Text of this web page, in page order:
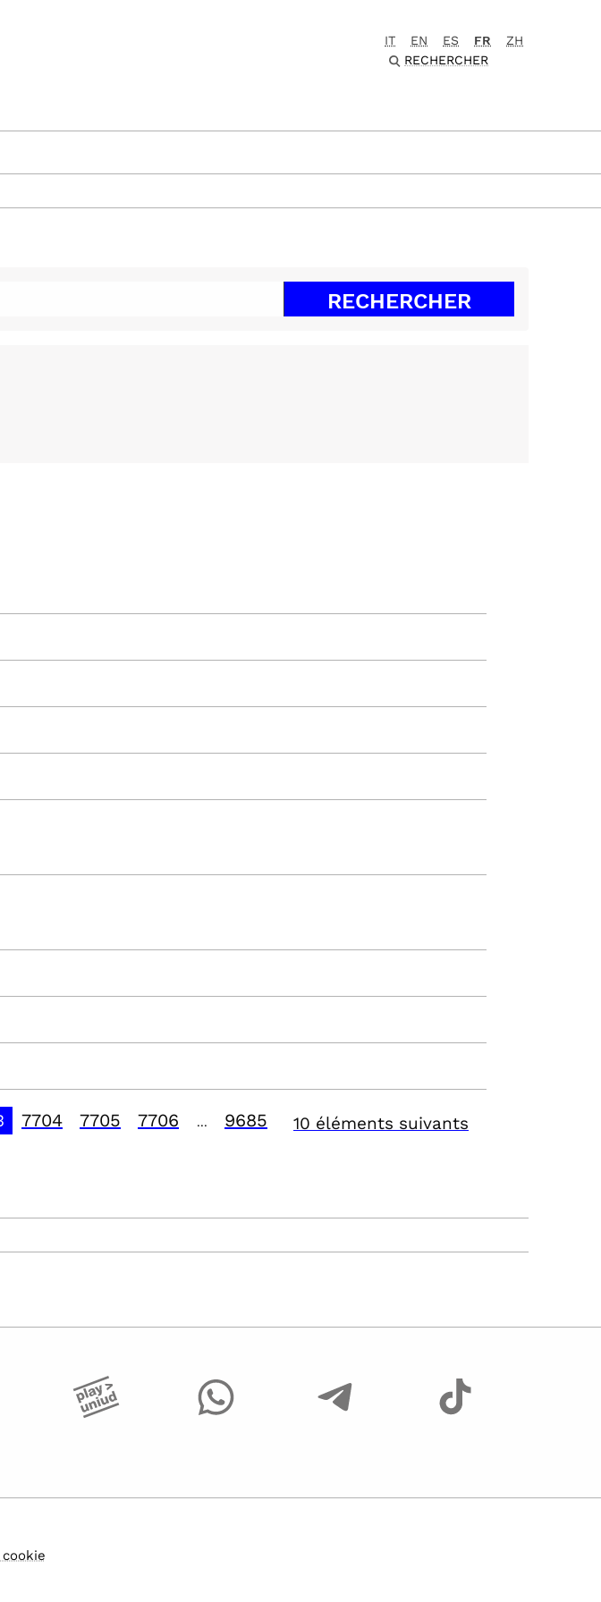
IT EN ES FR
ZH
RECHERCHER
7704 7705 7706 9685 10 éléments suivants
cookie